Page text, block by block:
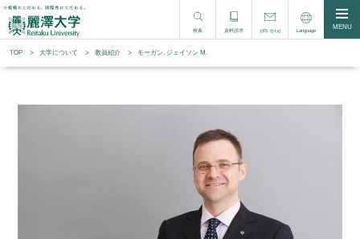
検索 資料請求 お問い合わせ Language MENU
TOP 大学について 教員紹介 モーガン, ジェイソン M.